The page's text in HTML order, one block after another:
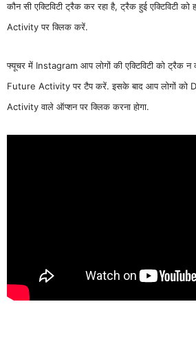
कौन सी एक्टिविटी ट्रैक कर रहा है, ट्रैक हुई एक्टिविटी
Activity पर क्लिक करें.
फ्यूचर में Instagram आप लोगों की एक्टिविटी को ट्रैक
Future Activity पर टैप करें. इसके बाद आप लोगों को
Activity वाले ऑप्शन पर क्लिक करना होगा.